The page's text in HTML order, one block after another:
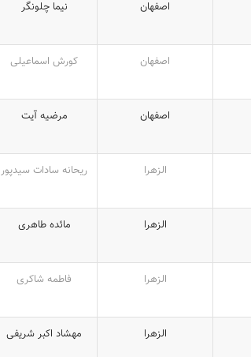
اصفهان نیما چلونگر
اصفهان کورش اسماعیلی
اصفهان مرضیه آیت
الزهرا ریحانه سادات سیدپور
الزهرا مائده طاهری
الزهرا فاطمه شاکری
الزهرا مهشاد اکبر شریفی